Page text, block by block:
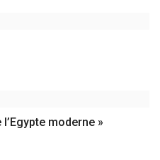
moderne »